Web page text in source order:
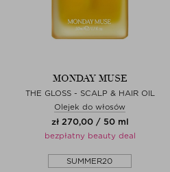
MONDAY MUSE
THE GLOSS - SCALP & HAIR OIL
Olejek do włosów
zł 270,00 / 50 ml
bezpłatny beauty deal
SUMMER20